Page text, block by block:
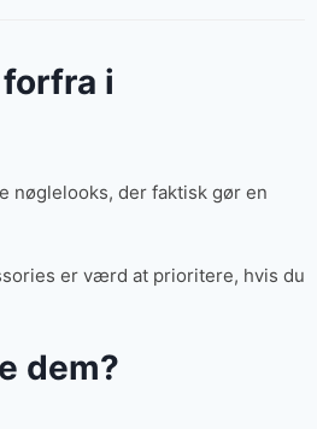
i
nøglelooks, der faktisk gør en
er værd at prioritere, hvis du
dem?